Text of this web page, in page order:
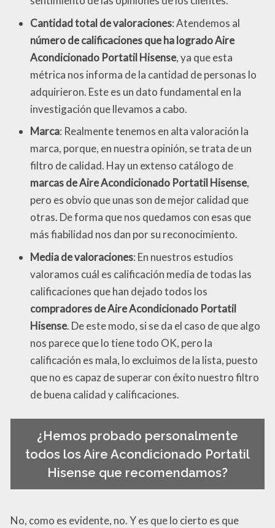
Cantidad total de valoraciones: Atendemos al
número de calificaciones que ha logrado Aire
Acondicionado Portatil Hisense, ya que esta
métrica nos informa de la cantidad de personas lo
adquirieron. Este es un dato fundamental en la
investigación que llevamos a cabo.
Marca: Realmente tenemos en alta valoración la
marca, porque, en nuestra opinión, se trata de un
filtro de calidad. Hay un extenso catálogo de
marcas de Aire Acondicionado Portatil Hisense,
pero es obvio que unas son de mejor calidad que
otras. De forma que nos quedamos con esas que
más fiabilidad nos dan por su reconocimiento.
Media de valoraciones: En nuestros estudios
valoramos cuál es calificación media de todas las
calificaciones que han dejado todos los
compradores de Aire Acondicionado Portatil
Hisense. De este modo, si se da el caso de que algo
nos parece que lo tiene todo OK, pero la
calificación es mala, lo excluimos de la lista, puesto
que no es capaz de superar con éxito nuestro filtro
de buena calidad y calificaciones.
¿Hemos probado personalmente
todos los Aire Acondicionado Portatil
Hisense que recomendamos?
No, como es evidente, no. Y es que lo cierto es que